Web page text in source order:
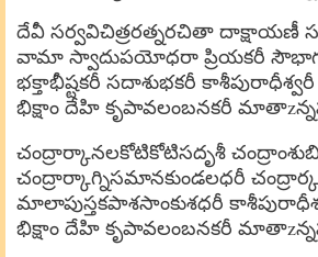
దేవీ సర్వవిచిత్రరత్నరచితా దాక్షాయణీ
వామా స్వాదుపయోధరా ప్రియకరీ
భక్తాభీష్టకరీ సదాశుభకరీ కాశీపురాధీశ్వరీ
భిక్షాం దేహి కృపావలంబనకరీ
చంద్రార్కానలకోటికోటిసదృశీ
చంద్రార్కాగ్నిసమానకుండలధరీ
మాలాపుస్తకపాశసాంకుశధరీ
భిక్షాం దేహి కృపావలంబనకరీ